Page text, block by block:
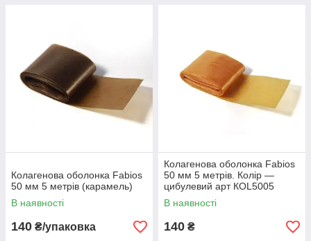
Колагенова оболонка Fabios
50 мм 5 метрів (карамель)
В наявності
140 ₴/упаковка
Колагенова оболонка Fabios
50 мм 5 метрів. Колір —
цибулевий арт КОL5005
В наявності
140 ₴